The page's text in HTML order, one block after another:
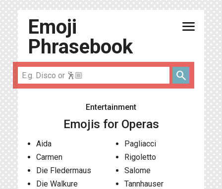
Emoji
Phrasebook
menu
search
Entertainment
Emojis for Operas
Aida
Carmen
Die Fledermaus
Die Walkure
Pagliacci
Rigoletto
Salome
Tannhauser